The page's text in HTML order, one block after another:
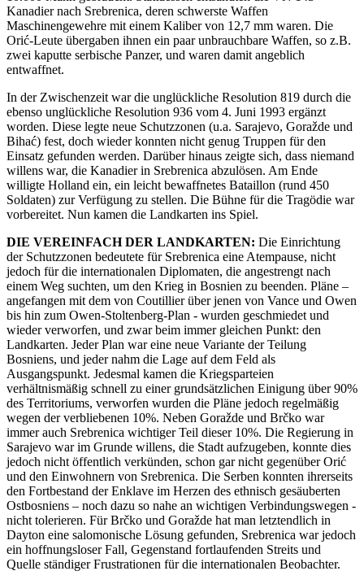
Kanadier nach Srebrenica, deren schwerste Waffen
Maschinengewehre mit einem Kaliber von 12,7 mm waren. Die
Orić-Leute übergaben ihnen ein paar unbrauchbare Waffen, so z.B.
zwei kaputte serbische Panzer, und waren damit angeblich
entwaffnet.
In der Zwischenzeit war die unglückliche Resolution 819 durch die
ebenso unglückliche Resolution 936 vom 4. Juni 1993 ergänzt
worden. Diese legte neue Schutzzonen (u.a. Sarajevo, Goražde und
Bihać) fest, doch wieder konnten nicht genug Truppen für den
Einsatz gefunden werden. Darüber hinaus zeigte sich, dass niemand
willens war, die Kanadier in Srebrenica abzulösen. Am Ende
willigte Holland ein, ein leicht bewaffnetes Bataillon (rund 450
Soldaten) zur Verfügung zu stellen. Die Bühne für die Tragödie war
vorbereitet. Nun kamen die Landkarten ins Spiel.
DIE VEREINFACH DER LANDKARTEN: Die Einrichtung
der Schutzzonen bedeutete für Srebrenica eine Atempause, nicht
jedoch für die internationalen Diplomaten, die angestrengt nach
einem Weg suchten, um den Krieg in Bosnien zu beenden. Pläne –
angefangen mit dem von Coutillier über jenen von Vance und Owen
bis hin zum Owen-Stoltenberg-Plan - wurden geschmiedet und
wieder verworfen, und zwar beim immer gleichen Punkt: den
Landkarten. Jeder Plan war eine neue Variante der Teilung
Bosniens, und jeder nahm die Lage auf dem Feld als
Ausgangspunkt. Jedesmal kamen die Kriegsparteien
verhältnismäßig schnell zu einer grundsätzlichen Einigung über 90%
des Territoriums, verworfen wurden die Pläne jedoch regelmäßig
wegen der verbliebenen 10%. Neben Goražde und Brčko war
immer auch Srebrenica wichtiger Teil dieser 10%. Die Regierung in
Sarajevo war im Grunde willens, die Stadt aufzugeben, konnte dies
jedoch nicht öffentlich verkünden, schon gar nicht gegenüber Orić
und den Einwohnern von Srebrenica. Die Serben konnten ihrerseits
den Fortbestand der Enklave im Herzen des ethnisch gesäuberten
Ostbosniens – noch dazu so nahe an wichtigen Verbindungswegen -
nicht tolerieren. Für Brčko und Goražde hat man letztendlich in
Dayton eine salomonische Lösung gefunden, Srebrenica war jedoch
ein hoffnungsloser Fall, Gegenstand fortlaufenden Streits und
Quelle ständiger Frustrationen für die internationalen Beobachter.